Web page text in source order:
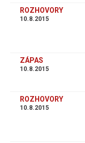
ROZHOVORY
10.8.2015
ZÁPAS
10.8.2015
ROZHOVORY
10.8.2015